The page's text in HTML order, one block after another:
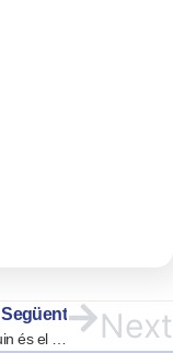
Següent
2n EP – Quin és el color carn? Next